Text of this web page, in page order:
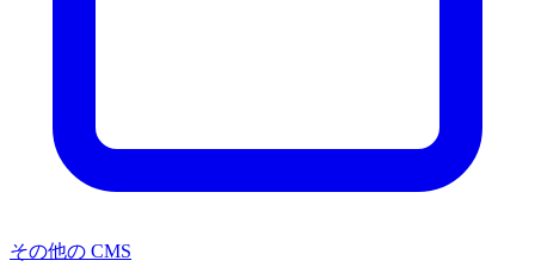
その他の CMS